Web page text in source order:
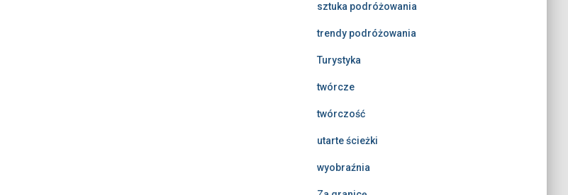
sztuka podróżowania
trendy podróżowania
Turystyka
twórcze
twórczość
utarte ścieżki
wyobraźnia